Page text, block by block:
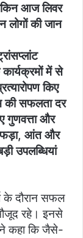
आज लिवर
लोगों की जान
में से
किए
की सफलता दर
गुणवत्ता और
आंत और
उपलब्धियां
के दौरान सफल
रहे। इनसे
ने कहा कि जैसे-